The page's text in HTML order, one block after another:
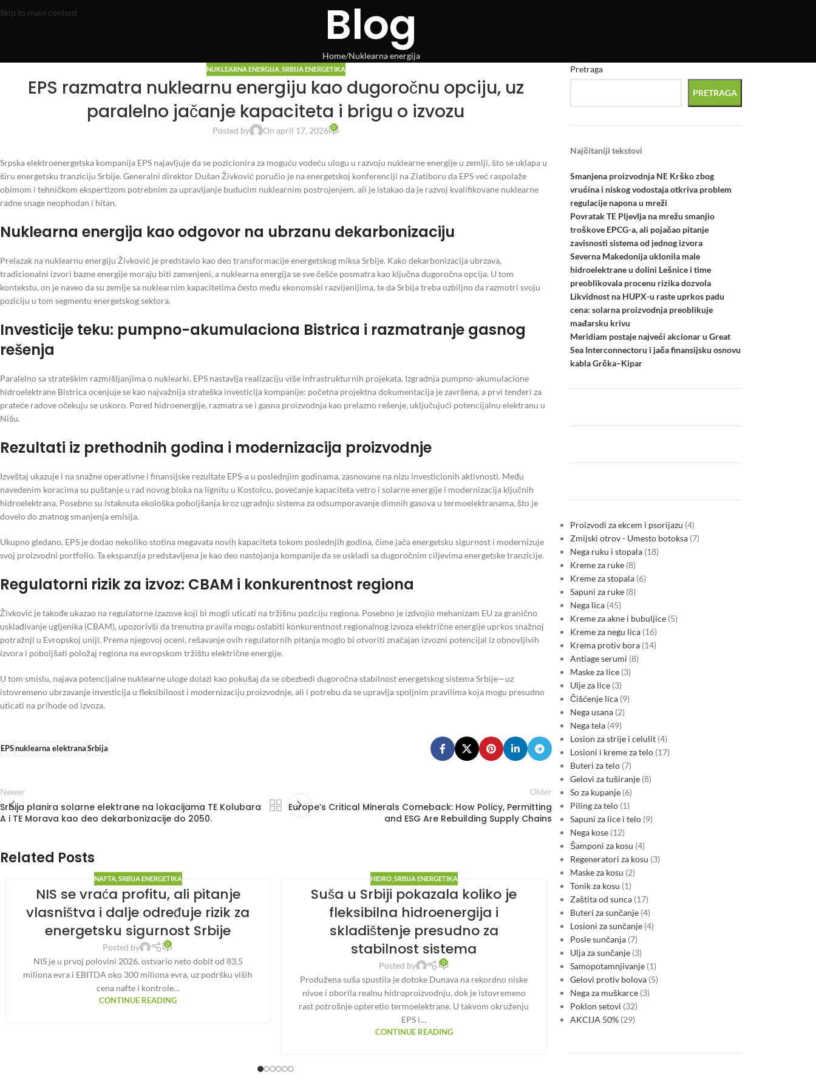
Skip to main content Blog
Home Nuklearna energija
NUKLEARNA ENERGIJA, SRBIJA ENERGETIKA
EPS razmatra nuklearnu energiju kao dugoročnu opciju, uz
paralelno jačanje kapaciteta i brigu o izvozu
Posted by On april 17, 2026 0
Srpska elektroenergetska kompanija EPS najavljuje da se pozicionira za moguću vodeću ulogu u razvoju nuklearne energije u zemlji, što se uklapa u
širu energetsku tranziciju Srbije. Generalni direktor Dušan Živković poručio je na energetskoj konferenciji na Zlatiboru da EPS već raspolaže
obimom i tehničkom ekspertizom potrebnim za upravljanje budućim nuklearnim postrojenjem, ali je istakao da je razvoj kvalifikovane nuklearne
radne snage neophodan i hitan.
Nuklearna energija kao odgovor na ubrzanu dekarbonizaciju
Prelazak na nuklearnu energiju Živković je predstavio kao deo transformacije energetskog miksa Srbije. Kako dekarbonizacija ubrzava,
tradicionalni izvori bazne energije moraju biti zamenjeni, a nuklearna energija se sve češće posmatra kao ključna dugoročna opcija. U tom
kontekstu, on je naveo da su zemlje sa nuklearnim kapacitetima često među ekonomski razvijenijima, te da Srbija treba ozbiljno da razmotri svoju
poziciju u tom segmentu energetskog sektora.
Investicije teku: pumpno-akumulaciona Bistrica i razmatranje gasnog
rešenja
Paralelno sa strateškim razmišljanjima o nuklearki, EPS nastavlja realizaciju više infrastrukturnih projekata. Izgradnja pumpno-akumulacione
hidroelektrane Bistrica ocenjuje se kao najvažnija strateška investicija kompanije: početna projektna dokumentacija je završena, a prvi tenderi za
prateće radove očekuju se uskoro. Pored hidroenergije, razmatra se i gasna proizvodnja kao prelazno rešenje, uključujući potencijalnu elektranu u
Nišu.
Rezultati iz prethodnih godina i modernizacija proizvodnje
Izveštaj ukazuje i na snažne operativne i finansijske rezultate EPS-a u poslednjim godinama, zasnovane na nizu investicionih aktivnosti. Među
navedenim koracima su puštanje u rad novog bloka na lignitu u Kostolcu, povećanje kapaciteta vetro i solarne energije i modernizacija ključnih
hidroelektrana. Posebno su istaknuta ekološka poboljšanja kroz ugradnju sistema za odsumporavanje dimnih gasova u termoelektranama, što je
dovelo do znatnog smanjenja emisija.
Ukupno gledano, EPS je dodao nekoliko stotina megavata novih kapaciteta tokom poslednjih godina, čime jača energetsku sigurnost i modernizuje
svoj proizvodni portfolio. Ta ekspanzija predstavljena je kao deo nastojanja kompanije da se uskladi sa dugoročnim ciljevima energetske tranzicije.
Regulatorni rizik za izvoz: CBAM i konkurentnost regiona
Živković je takođe ukazao na regulatorne izazove koji bi mogli uticati na tržišnu poziciju regiona. Posebno je izdvojio mehanizam EU za granično
usklađivanje ugljenika (CBAM), upozorivši da trenutna pravila mogu oslabiti konkurentnost regionalnog izvoza električne energije uprkos snažnoj
potražnji u Evropskoj uniji. Prema njegovoj oceni, rešavanje ovih regulatornih pitanja moglo bi otvoriti značajan izvozni potencijal iz obnovljivih
izvora i poboljšati položaj regiona na evropskom tržištu električne energije.
U tom smislu, najava potencijalne nuklearne uloge dolazi kao pokušaj da se obezbedi dugoročna stabilnost energetskog sistema Srbije—uz
istovremeno ubrzavanje investicija u fleksibilnost i modernizaciju proizvodnje, ali i potrebu da se upravlja spoljnim pravilima koja mogu presudno
uticati na prihode od izvoza.
EPSnuklearna elektrana Srbija
Newer
Srbija planira solarne elektrane na lokacijama TE Kolubara
A i TE Morava kao deo dekarbonizacije do 2050.
Older
Europe’s Critical Minerals Comeback: How Policy, Permitting
and ESG Are Rebuilding Supply Chains
Related Posts
NAFTA, SRBIJA ENERGETIKA
NIS se vraća profitu, ali pitanje
vlasništva i dalje određuje rizik za
energetsku sigurnost Srbije
Posted by 0
NIS je u prvoj polovini 2026. ostvario neto dobit od 83,5
miliona evra i EBITDA oko 300 miliona evra, uz podršku viših
cena nafte i kontrole…
CONTINUE READING
HIDRO, SRBIJA ENERGETIKA
Suša u Srbiji pokazala koliko je
fleksibilna hidroenergija i
skladištenje presudno za
stabilnost sistema
Posted by 0
Produžena suša spustila je dotoke Dunava na rekordno niske
nivoe i oborila realnu hidroproizvodnju, dok je istovremeno
rast potrošnje opteretio termoelektrane. U takvom okruženju
EPS i…
CONTINUE READING
Srbija jača preradu u Rafineriji
Pančevo dok nizak vodostaj
Dunava otežava uvoz goriva
Srbija očekuje stabilno snabdevanje gorivom tokom avgusta,
ali izuzetno nizak vodostaj Dunava usporava rečne isporuke i
povećava troškove transporta. NIS odgovara podizanjem
proizvodnje u Rafineriji Pančevo,…
Pretraga
PRETRAGA
Najčitaniji tekstovi
Smanjena proizvodnja NE Krško zbog
vrućina i niskog vodostaja otkriva problem
regulacije napona u mreži
Povratak TE Pljevlja na mrežu smanjio
troškove EPCG-a, ali pojačao pitanje
zavisnosti sistema od jednog izvora
Severna Makedonija uklonila male
hidroelektrane u dolini Lešnice i time
preoblikovala procenu rizika dozvola
Likvidnost na HUPX-u raste uprkos padu
cena: solarna proizvodnja preoblikuje
mađarsku krivu
Meridiam postaje najveći akcionar u Great
Sea Interconnectoru i jača finansijsku osnovu
kabla Grčka–Kipar
Proizvodi za ekcem i psorijazu 4
Zmijski otrov - Umesto botoksa 7
Nega ruku i stopala 18
Kreme za ruke 8
Kreme za stopala 6
Sapuni za ruke 8
Nega lica 45
Kreme za akne i bubuljice 5
Kreme za negu lica 16
Krema protiv bora 14
Antiage serumi 8
Maske za lice 3
Ulje za lice 3
Čišćenje lica 9
Nega usana 2
Nega tela 49
Losion za strije i celulit 4
Losioni i kreme za telo 17
Buteri za telo 7
Gelovi za tuširanje 8
So za kupanje 6
Piling za telo 1
Sapuni za lice i telo 9
Nega kose 12
Šamponi za kosu 4
Regeneratori za kosu 3
Maske za kosu 2
Tonik za kosu 1
Zaštita od sunca 17
Buteri za sunčanje 4
Losioni za sunčanje 4
Posle sunčanja 7
Ulja za sunčanje 3
Samopotamnjivanje 1
Gelovi protiv bolova 5
Nega za muškarce 3
Poklon setovi 32
AKCIJA 50% 29